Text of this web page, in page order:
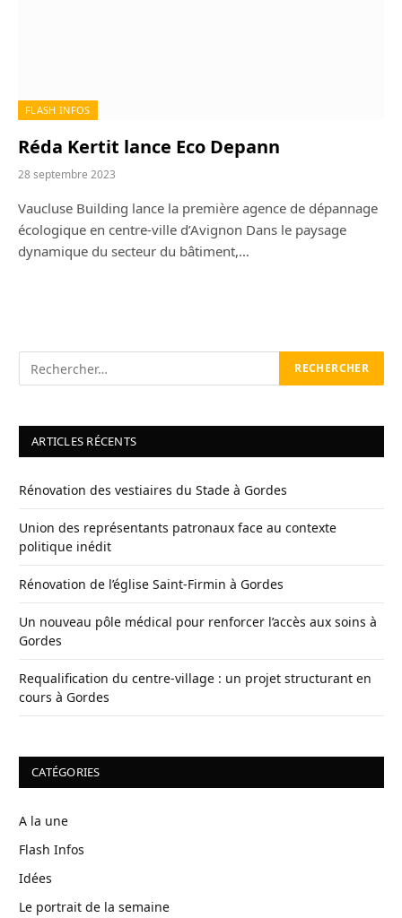
FLASH INFOS
Réda Kertit lance Eco Depann
28 septembre 2023
Vaucluse Building lance la première agence de dépannage
écologique en centre-ville d’Avignon Dans le paysage
dynamique du secteur du bâtiment,…
ARTICLES RÉCENTS
Rénovation des vestiaires du Stade à Gordes
Union des représentants patronaux face au contexte
politique inédit
Rénovation de l’église Saint-Firmin à Gordes
Un nouveau pôle médical pour renforcer l’accès aux soins à
Gordes
Requalification du centre-village : un projet structurant en
cours à Gordes
CATÉGORIES
A la une
Flash Infos
Idées
Le portrait de la semaine